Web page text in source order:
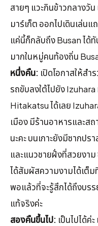
สายๆ แวะกินข้าวกลางวั
มาร์เก็ต ออกไปเดินเล่น
แค่นี้ก็กลับถึง Busan ได้
มากในหมู่คนท้องถิ่น
หนึ่งคืน: เปิดโอกาสให้สำ
รถขับลงใต้ไปยัง
Hitakatsu ได้เลย
เมือง มีร้านอาหารและส
นะคะ บนเกาะยังมีซากปร
และแนวชายฝั่งที่สวยงา
ได้สัมผัสความงามได้เต็ม
พอแล้วที่จะรู้สึกได้ถึงบร
แท้จริงค่ะ
สองคืนขึ้นไป: เป็นไปได้ค่